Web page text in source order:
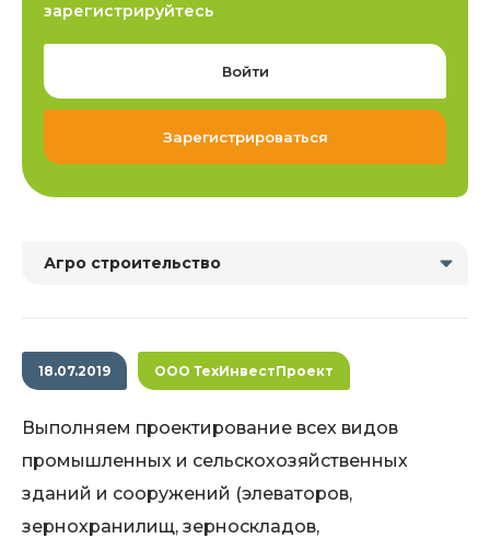
зарегистрируйтесь
Войти
Зарегистрироваться
Агро строительство
18.07.2019 ООО ТехИнвестПроект
Выполняем проектирование всех видов
промышленных и сельскохозяйственных
зданий и сооружений (элеваторов,
зернохранилищ, зерноскладов,